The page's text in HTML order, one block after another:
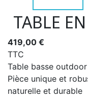
TABLE
419,00 €
TTC
Table basse
Pièce unique et
naturelle et durable